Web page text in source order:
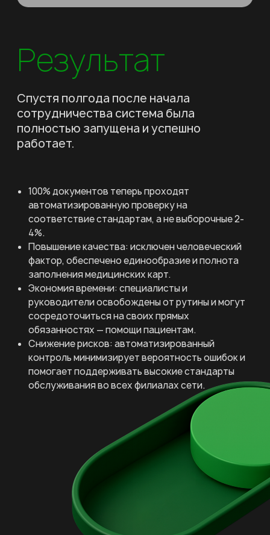
Результат
Спустя полгода после начала
сотрудничества система была
полностью запущена и успешно
работает.
100% документов теперь проходят
автоматизированную проверку на
соответствие стандартам, а не выборочные 2-
4%.
Повышение качества: исключен человеческий
фактор, обеспечено единообразие и полнота
заполнения медицинских карт.
Экономия времени: специалисты и
руководители освобождены от рутины и могут
сосредоточиться на своих прямых
обязанностях — помощи пациентам.
Снижение рисков: автоматизированный
контроль минимизирует вероятность ошибок и
помогает поддерживать высокие стандарты
обслуживания во всех филиалах сети.
обмена обезличенными данными.
работы с полученными данными и
проведения анализа по заданным
критериям.